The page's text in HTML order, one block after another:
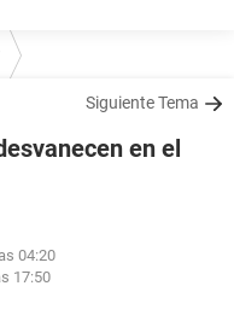
Siguiente Tema
en el
04:20
17:50